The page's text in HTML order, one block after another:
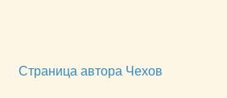
Страница автора Чехов